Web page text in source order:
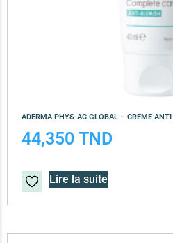
ADERMA PHYS-AC GLOBAL – CREME
44,350 TND
Lire la suite